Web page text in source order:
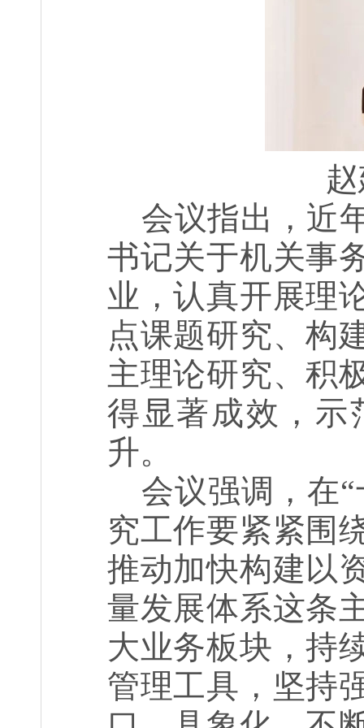
会议指出，近
书记关于机关事
业，认真开展理
点课题研究、构
主理论研究、积
得显著成效，示
升。
会议强调，在
究工作要紧紧围
推动加快构建以
量发展体系这条
大业务板块，持
管理工具，坚持